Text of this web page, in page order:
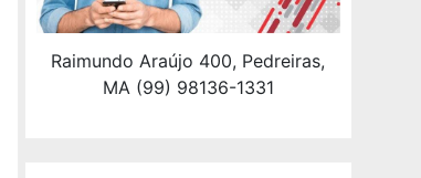
Raimundo Araújo 400, Pedreiras,
MA (99) 98136-1331